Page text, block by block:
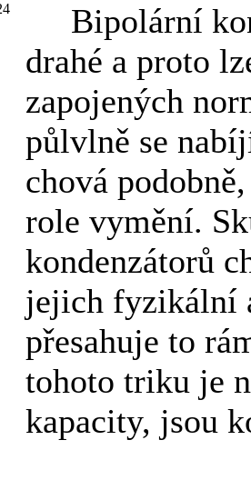
Bipolární
drahé a proto
zapojených
půlvlně se
chová
role vymění.
kondenzátorů
jejich fyzikální
přesahuje to
tohoto triku je
kapacity, jsou